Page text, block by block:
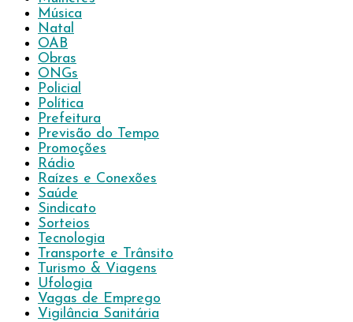
Música
Natal
OAB
Obras
ONGs
Policial
Política
Prefeitura
Previsão do Tempo
Promoções
Rádio
Raízes e Conexões
Saúde
Sindicato
Sorteios
Tecnologia
Transporte e Trânsito
Turismo & Viagens
Ufologia
Vagas de Emprego
Vigilância Sanitária